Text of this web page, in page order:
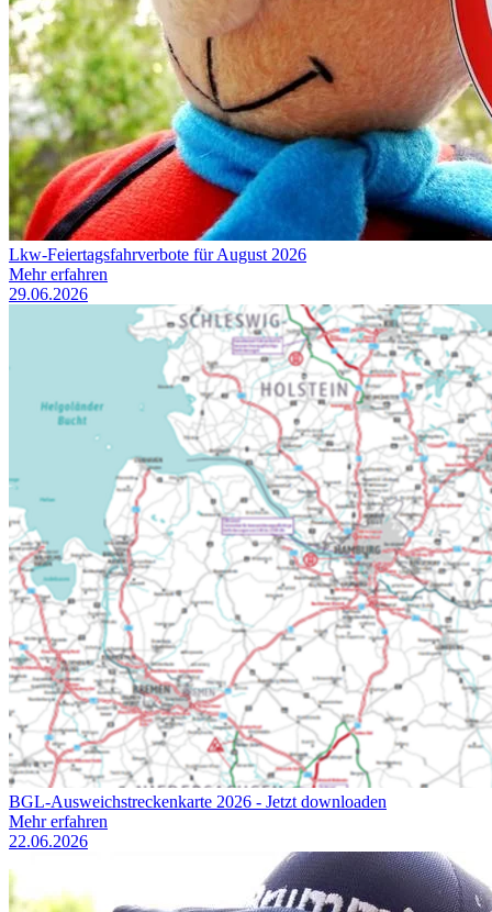
Lkw-Feiertagsfahrverbote für August 2026
Mehr erfahren
29.06.2026
BGL-Ausweichstreckenkarte 2026 - Jetzt downloaden
Mehr erfahren
22.06.2026